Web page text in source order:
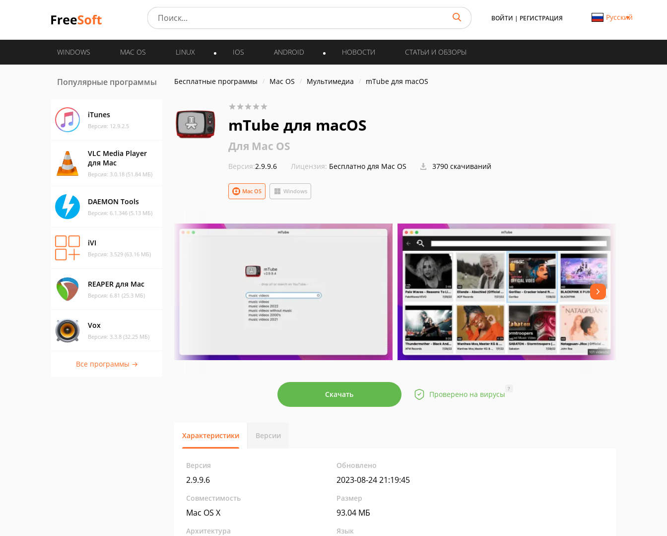
ВОЙТИ | РЕГИСТРАЦИЯ Русский
WINDOWS MAC OS LINUX IOS ANDROID НОВОСТИ СТАТЬИ И ОБЗОРЫ
Популярные программы
iTunes
Версия: 12.9.2.5
VLC Media Player
для Mac
Версия: 3.0.18 (51.84 МБ)
DAEMON Tools
Версия: 6.1.346 (5.13 МБ)
iVI
Версия: 3.529 (63.16 МБ)
REAPER для Mac
Версия: 6.81 (25.3 МБ)
Vox
Версия: 3.3.8 (32.25 МБ)
Все программы →
Бесплатные программы Mac OS Мультимедиа mTube для macOS
mTube для macOS
Для Mac OS
Версия:2.9.9.6 Лицензия: Бесплатно для Mac OS 3790 скачиваний
Windows
Mac OS
Скачать Проверено на вирусы
?
Характеристики Версии
Версия
2.9.9.6
Обновлено
2023-08-24 21:19:45
Совместимость
Mac OS X
Размер
93.04 МБ
Архитектура Язык